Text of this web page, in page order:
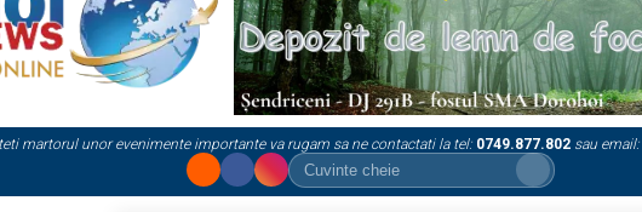
martorul unor evenimente importante va rugam sa ne contactati la tel: 0749.877.802 sau email: